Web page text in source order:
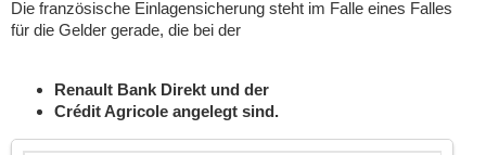
Die französische Einlagensicherung steht im Falle eines Falles
für die Gelder gerade, die bei der
Renault Bank Direkt und der
Crédit Agricole angelegt sind.